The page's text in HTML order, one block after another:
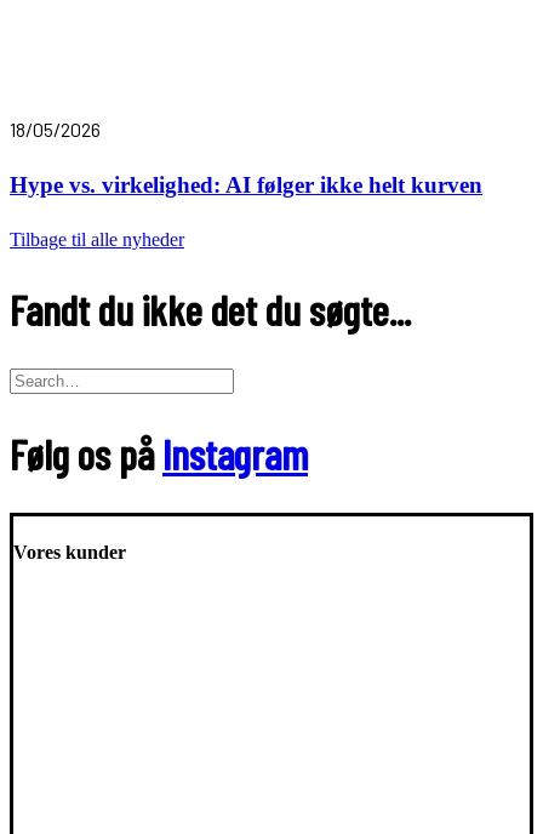
18/05/2026
Hype vs. virkelighed: AI følger ikke helt kurven
Tilbage til alle nyheder
Fandt du ikke det du søgte...
Følg os påInstagram
Vores kunder